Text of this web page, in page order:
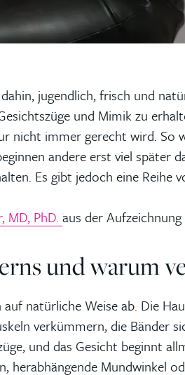
jugendlich, frisch und
und Mimik zu
nicht immer gerecht wird. So
andere erst viel
Es gibt jedoch eine Reihe
MD, PhD. aus der
und warum
natürliche Weise ab. Die
verkümmern, die Bänder
und das Gesicht beginnt
herabhängende Mundwinkel